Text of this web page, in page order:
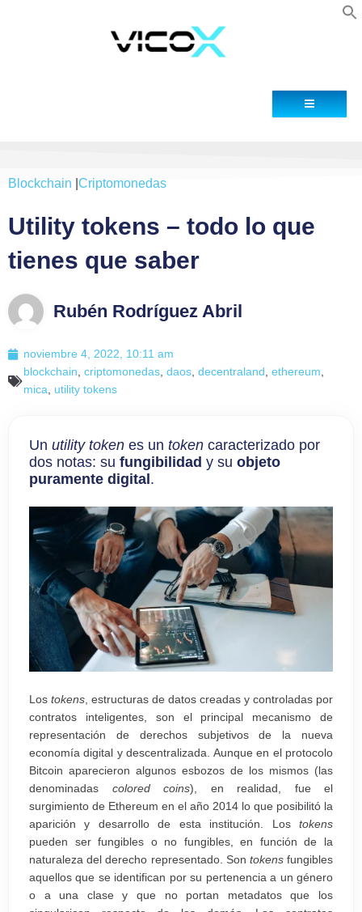
Blockchain Criptomonedas
Utility tokens – todo lo que
tienes que saber
Rubén Rodríguez Abril
noviembre 4, 2022, 10:11 am
blockchain, criptomonedas, daos, decentraland , ethereum,
mica, utility tokens
Un utility token es un token caracterizado por
dos notas: su fungibilidad y su objeto
puramente digital.
Los tokens , estructuras de datos creadas y controladas por
contratos inteligentes, son el principal mecanismo de
representación de derechos subjetivos de la nueva
economía digital y descentralizada. Aunque en el protocolo
Bitcoin aparecieron algunos esbozos de los mismos (las
denominadas colored coins), en realidad, fue el
surgimiento de Ethereum en el año 2014 lo que posibilitó la
aparición y desarrollo de esta institución. Los tokens
pueden ser fungibles o no fungibles, en función de la
naturaleza del derecho representado. Son tokensfungibles
aquellos que se identifican por su pertenencia a un género
o a una clase y que no portan metadatos que los